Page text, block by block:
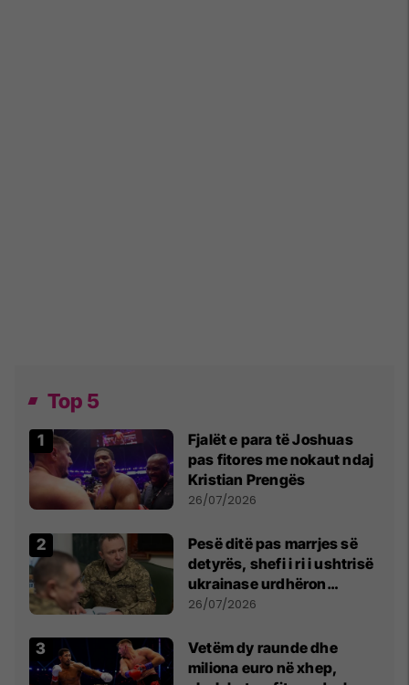
Top 5
Fjalët e para të Joshuas
pas fitores me nokaut ndaj
Kristian Prengës
26/07/2026
Pesë ditë pas marrjes së
detyrës, shefi i ri i ushtrisë
ukrainase urdhëron
kontroll të madh
26/07/2026
Vetëm dy raunde dhe
miliona euro në xhep,